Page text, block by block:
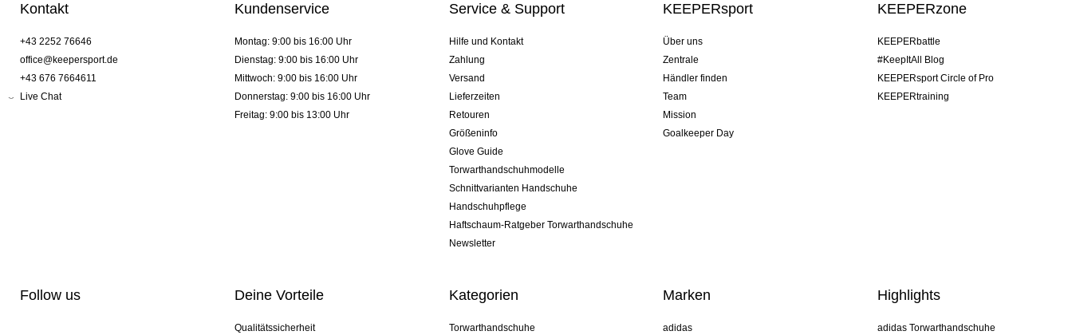
Kontakt
+43 2252 76646
office@keepersport.de
+43 676 7664611
Live Chat
Kundenservice
Montag: 9:00 bis 16:00 Uhr
Dienstag: 9:00 bis 16:00 Uhr
Mittwoch: 9:00 bis 16:00 Uhr
Donnerstag: 9:00 bis 16:00 Uhr
Freitag: 9:00 bis 13:00 Uhr
Service & Support
Hilfe und Kontakt
Zahlung
Versand
Lieferzeiten
Retouren
Größeninfo
Glove Guide
Torwarthandschuhmodelle
Schnittvarianten Handschuhe
Handschuhpflege
Haftschaum-Ratgeber Torwarthandschuhe
Newsletter
KEEPERsport
Über uns
Zentrale
Händler finden
Team
Mission
Goalkeeper Day
KEEPERzone
KEEPERbattle
#KeepItAll Blog
KEEPERsport Circle of Pro
KEEPERtraining
Follow us Deine Vorteile
Qualitätssicherheit
Kategorien
Torwarthandschuhe
Marken
adidas
Highlights
adidas Torwarthandschuhe